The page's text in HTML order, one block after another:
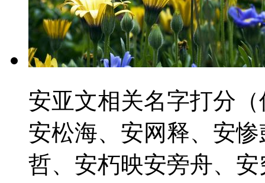
安亚文相关名字打分
安松海、安网释、安
哲、安朽映安旁舟、